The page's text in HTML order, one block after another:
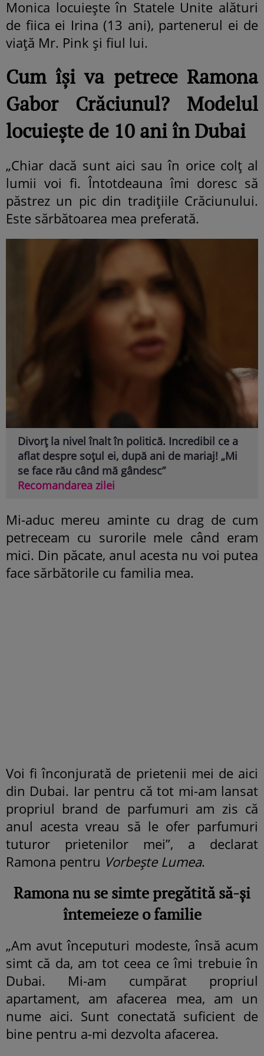
Monica locuiește în Statele Unite alături
de fiica ei Irina (13 ani), partenerul ei de
viață Mr. Pink și fiul lui.
Cum își va petrece Ramona
Gabor Crăciunul? Modelul
locuiește de 10 ani în Dubai
„Chiar dacă sunt aici sau în orice colț al
lumii voi fi. Întotdeauna îmi doresc să
păstrez un pic din tradițiile Crăciunului.
Este sărbătoarea mea preferată.
Divorț la nivel înalt în politică. Incredibil ce a
aflat despre soțul ei, după ani de mariaj! „Mi
se face rău când mă gândesc”
Recomandarea zilei
Mi-aduc mereu aminte cu drag de cum
petreceam cu surorile mele când eram
mici. Din păcate, anul acesta nu voi putea
face sărbătorile cu familia mea.
Voi fi înconjurată de prietenii mei de aici
din Dubai. Iar pentru că tot mi-am lansat
propriul brand de parfumuri am zis că
anul acesta vreau să le ofer parfumuri
tuturor prietenilor mei”, a declarat
Ramona pentru Vorbește Lumea.
Ramona nu se simte pregătită să-și
întemeieze o familie
„Am avut începuturi modeste, însă acum
simt că da, am tot ceea ce îmi trebuie în
Dubai. Mi-am cumpărat propriul
apartament, am afacerea mea, am un
nume aici. Sunt conectată suficient de
bine pentru a-mi dezvolta afacerea.